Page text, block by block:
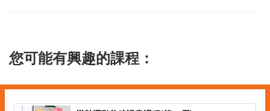
您可能有興趣的課程：